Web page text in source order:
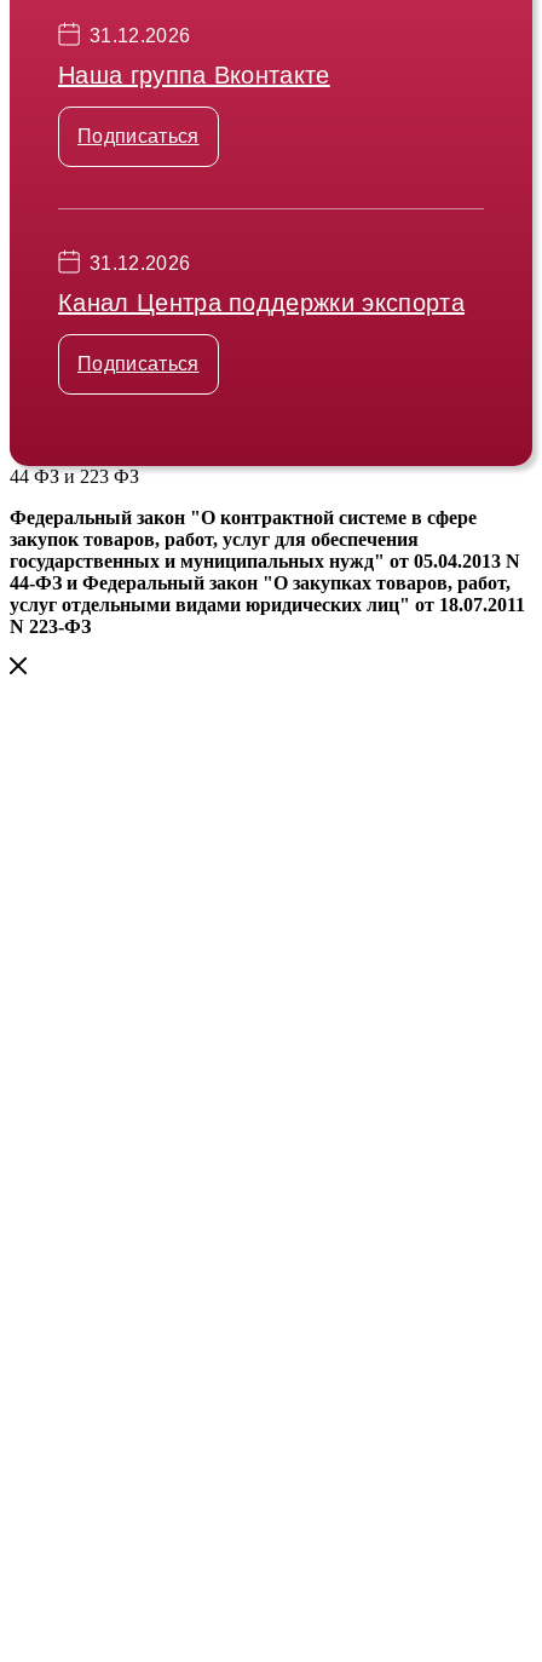
31.12.2026
Наша группа Вконтакте
Подписаться
31.12.2026
Канал Центра поддержки экспорта
Подписаться
44 ФЗ и 223 ФЗ
Федеральный закон "О контрактной системе в сфере
закупок товаров, работ, услуг для обеспечения
государственных и муниципальных нужд" от 05.04.2013 N
44-ФЗ и Федеральный закон "О закупках товаров, работ,
услуг отдельными видами юридических лиц" от 18.07.2011
N 223-ФЗ